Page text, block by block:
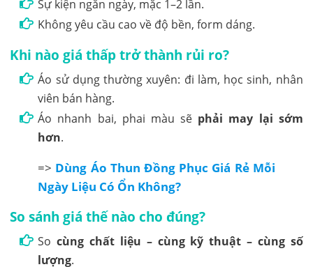
Sự kiện ngắn ngày, mặc 1–2 lần.
Không yêu cầu cao về độ bền, form dáng.
Khi nào giá thấp trở thành rủi ro?
Áo sử dụng thường xuyên: đi làm, học sinh, nhân
viên bán hàng.
Áo nhanh bai, phai màu sẽ phải may lại sớm
hơn.
=> Dùng Áo Thun Đồng Phục Giá Rẻ Mỗi
Ngày Liệu Có Ổn Không?
So sánh giá thế nào cho đúng?
Socùng chất liệu – cùng kỹ thuật – cùng số
lượng.